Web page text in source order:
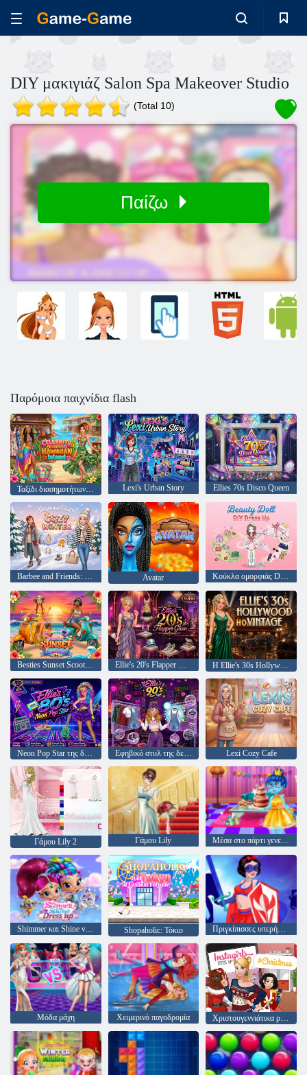
DIY μακιγιάζ Salon Spa Makeover Studio
(Total 10)
Παίζω
Παρόμοια παιχνίδια flash
Ταξίδι διασημοτήτων στο νησί της Χαβάης Lexi's Urban Story Ellies 70s Disco Queen
Barbee and Friends: Cozy Winter Avatar Κούκλα ομορφιάς DIY Dress Up
Besties Sunset Scooter Rider Ellie's 20's Flapper Glam Η Ellie's 30s Hollywood Vintage
Neon Pop Star της δεκαετίας του '80 της Ellie Εφηβικό στυλ της δεκαετίας του '90 της Ellie Lexi Cozy Cafe
Γάμου Lily 2 Γάμου Lily Μέσα στο πάρτι γενεθλίων
Shimmer και Shine ντύνομαι Shopaholic: Τόκιο Πριγκίπισσες υπερήρωες
Μόδα μάχη Χειμερινό παγοδρομία Χριστουγεννιάτικα ρούχα InstaGirls